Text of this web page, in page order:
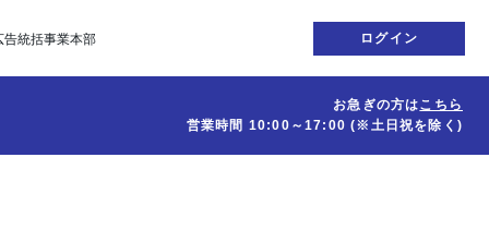
告統括事業本部 ログイン
お急ぎの方はこちら
営業時間 10:00～17:00(※土日祝を除く)